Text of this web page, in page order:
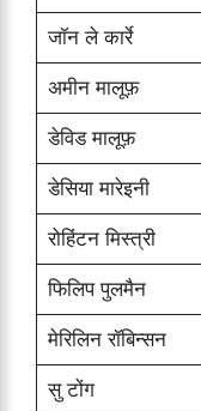
जॉन ले कार्रे
अमीन मालूफ़
डेविड मालूफ़
डेसिया मारेइनी
रोहिंटन मिस्त्री
फिलिप पुलमैन
मेरिलिन रॉबिन्सन
सु टोंग